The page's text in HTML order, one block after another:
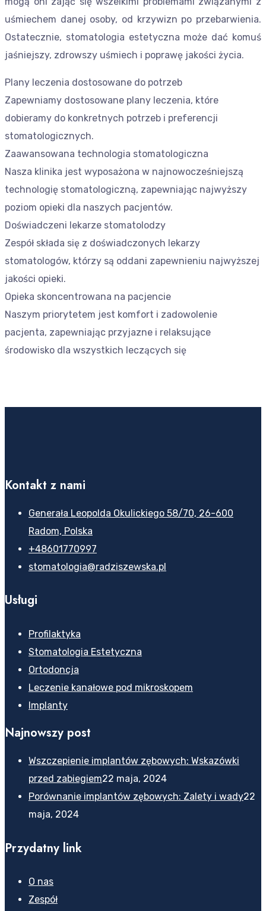
uśmiechem danej osoby, od krzywizn po przebarwienia.
Ostatecznie, stomatologia estetyczna może dać komuś
jaśniejszy, zdrowszy uśmiech i poprawę jakości życia.
Plany leczenia dostosowane do potrzeb
Zapewniamy dostosowane plany leczenia, które
dobieramy do konkretnych potrzeb i preferencji
stomatologicznych.
Zaawansowana technologia stomatologiczna
Nasza klinika jest wyposażona w najnowocześniejszą
technologię stomatologiczną, zapewniając najwyższy
poziom opieki dla naszych pacjentów.
Doświadczeni lekarze stomatolodzy
Zespół składa się z doświadczonych lekarzy
stomatologów, którzy są oddani zapewnieniu najwyższej
jakości opieki.
Opieka skoncentrowana na pacjencie
Naszym priorytetem jest komfort i zadowolenie
pacjenta, zapewniając przyjazne i relaksujące
środowisko dla wszystkich leczących się
Kontakt z nami
Generała Leopolda Okulickiego 58/70, 26-600
Radom, Polska
+48601770997
stomatologia@radziszewska.pl
Usługi
Profilaktyka
Stomatologia Estetyczna
Ortodoncja
Leczenie kanałowe pod mikroskopem
Implanty
Najnowszy post
Wszczepienie implantów zębowych: Wskazówki
przed zabiegiem22 maja, 2024
Porównanie implantów zębowych: Zalety i wady22
maja, 2024
Przydatny link
O nas
Zespół